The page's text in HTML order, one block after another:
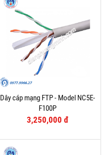
Dây cáp mạng FTP - Model NC5E-
F100P
3,250,000 đ